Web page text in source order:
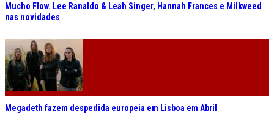
Mucho Flow. Lee Ranaldo & Leah Singer, Hannah Frances e Milkweed
nas novidades
Megadeth fazem despedida europeia em Lisboa em Abril